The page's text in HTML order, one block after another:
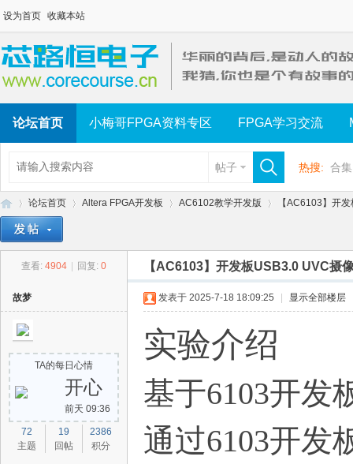
设为首页 收藏本站
论坛首页 小梅哥FPGA资料专区 FPGA学习交流
帖子 热搜: 合集
论坛首页
›
Altera FPGA开发板
›
AC6102教学开发版
›
【AC6103】开
查看: 4904 回复: 0 【AC6103】开发板USB3.0 UVC摄
故梦
TA的每日心情
开心
前天 09:36
72
主题
19
回帖
2386
积分
发表于 2025-7-18 18:09:25 显示全部楼层
实验介绍
基于6103开发
通过6103开发